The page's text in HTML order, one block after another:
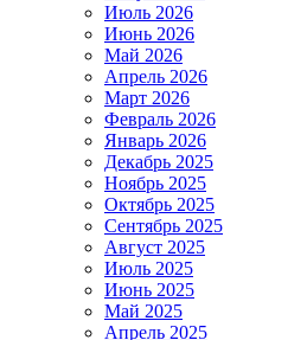
Июль 2026
Июнь 2026
Май 2026
Апрель 2026
Март 2026
Февраль 2026
Январь 2026
Декабрь 2025
Ноябрь 2025
Октябрь 2025
Сентябрь 2025
Август 2025
Июль 2025
Июнь 2025
Май 2025
Апрель 2025